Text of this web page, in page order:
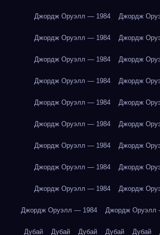
Джордж Оруэлл — 1984 Джордж
Джордж Оруэлл — 1984 Джордж
Джордж Оруэлл — 1984 Джордж
Джордж Оруэлл — 1984 Джордж
Джордж Оруэлл — 1984 Джордж
Джордж Оруэлл — 1984 Джордж
Джордж Оруэлл — 1984 Джордж
Джордж Оруэлл — 1984 Джордж
Джордж Оруэлл — 1984 Джордж
Джордж Оруэлл — 1984 Джордж Оруэлл
Дубай Дубай Дубай Дубай Дубай